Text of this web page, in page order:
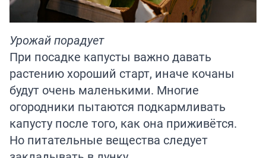
Урожай порадует
При посадке капусты важно давать
растению хороший старт, иначе кочаны
будут очень маленькими. Многие
огородники пытаются подкармливать
капусту после того, как она приживётся.
Но питательные вещества следует